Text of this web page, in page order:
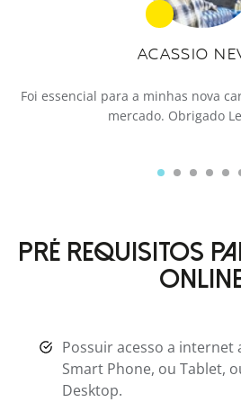
ACASSIO
Foi essencial para a minhas nova
mercado. Obrigado
PRÉ REQUISITOS
Possuir acesso a internet
Smart Phone, ou Tablet,
Desktop.